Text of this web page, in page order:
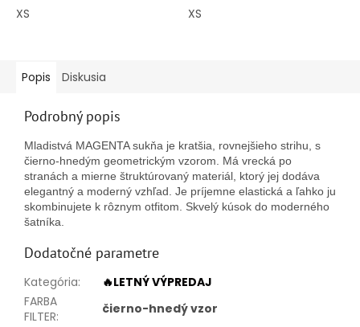
hviezdičiek.
XS
hviezdičiek.
XS
Popis Diskusia
Podrobný popis
Mladistvá MAGENTA sukňa je kratšia, rovnejšieho strihu, s
čierno-hnedým geometrickým vzorom. Má vrecká po
stranách a mierne štruktúrovaný materiál, ktorý jej dodáva
elegantný a moderný vzhľad. Je príjemne elastická a ľahko ju
skombinujete k rôznym otfitom. Skvelý kúsok do moderného
šatníka.
Dodatočné parametre
Kategória:
🔥LETNÝ VÝPREDAJ
FARBA
FILTER: čierno-hnedý vzor